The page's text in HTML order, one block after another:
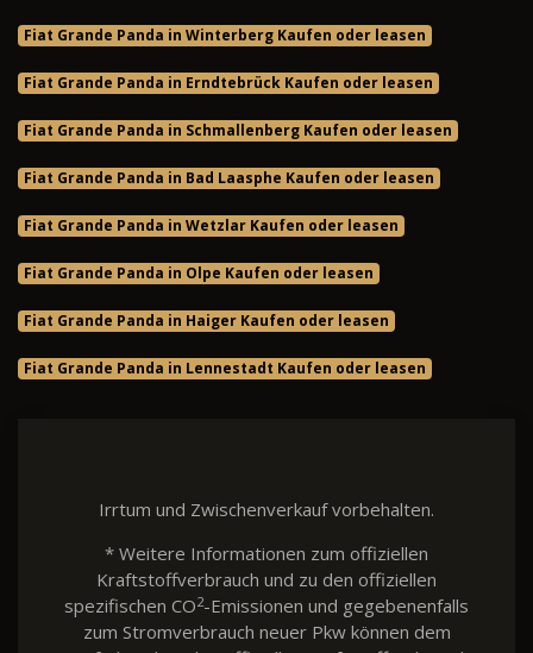
Fiat Grande Panda in Winterberg Kaufen oder leasen
Fiat Grande Panda in Erndtebrück Kaufen oder leasen
Fiat Grande Panda in Schmallenberg Kaufen oder leasen
Fiat Grande Panda in Bad Laasphe Kaufen oder leasen
Fiat Grande Panda in Wetzlar Kaufen oder leasen
Fiat Grande Panda in Olpe Kaufen oder leasen
Fiat Grande Panda in Haiger Kaufen oder leasen
Fiat Grande Panda in Lennestadt Kaufen oder leasen
Irrtum und Zwischenverkauf vorbehalten.
* Weitere Informationen zum offiziellen
Kraftstoffverbrauch und zu den offiziellen
spezifischen CO2-Emissionen und gegebenenfalls
zum Stromverbrauch neuer Pkw können dem